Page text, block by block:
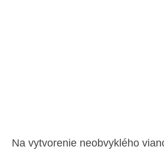
Na vytvorenie neobvyklého